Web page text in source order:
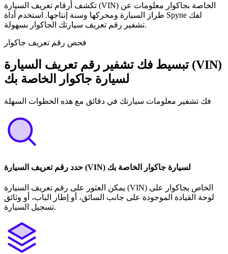
تكشف أرقام تعريف السيارة (VIN) الخاصة بجاكوار معلومات عن
طراز السيارة ومحركها وسنة إنتاجها. استخدم أداة Spyne لفك
تشفير رقم تعريف سيارتك الجاكوار بسهولة.
فحص رقم تعريف جاكوار
تبسيط فك تشفير رقم تعريف السيارة (VIN)
لسيارة جاكوار الخاصة بك
فك تشفير معلومات سيارتك في دقائق مع هذه الخطوات السهلة
حدد رقم تعريف السيارة (VIN) لسيارة جاكوار الخاصة بك
يمكن العثور على رقم تعريف السيارة (VIN) الخاص بجاكوار على
لوحة القيادة الموجودة على جانب السائق، أو إطار الباب، أو وثائق
تسجيل السيارة.